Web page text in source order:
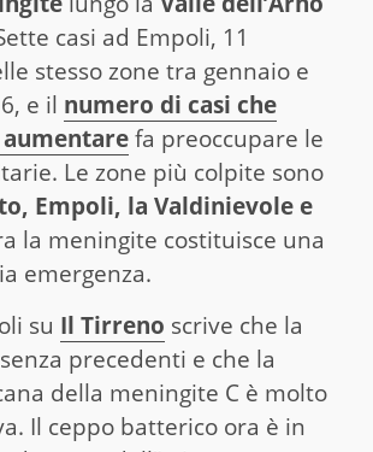
casi ad Empoli, 11
stesso zone tra gennaio e
e il numero di casi che
fa preoccupare le
Le zone più colpite sono
Empoli, la Valdinievole e
la meningite costituisce una
emergenza.
su Il Tirreno scrive che la
precedenti e che la
della meningite C è molto
Il ceppo batterico ora è in